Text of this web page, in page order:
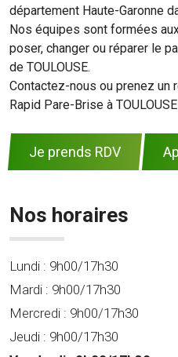
département Haute-Garonne
Nos équipes sont formées
poser, changer ou réparer le
de TOULOUSE.
Contactez-nous ou prenez un
Rapid Pare-Brise à TOULOUSE
Je prends RDV
Nos horaires
Lundi : 9h00/17h30
Mardi : 9h00/17h30
Mercredi : 9h00/17h30
Jeudi : 9h00/17h30